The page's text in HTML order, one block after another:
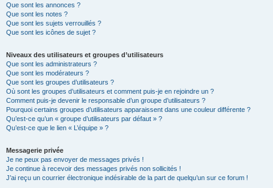
Que sont les annonces ?
Que sont les notes ?
Que sont les sujets verrouillés ?
Que sont les icônes de sujet ?
Niveaux des utilisateurs et groupes d’utilisateurs
Que sont les administrateurs ?
Que sont les modérateurs ?
Que sont les groupes d’utilisateurs ?
Où sont les groupes d’utilisateurs et comment puis-je en rejoindre un ?
Comment puis-je devenir le responsable d’un groupe d’utilisateurs ?
Pourquoi certains groupes d’utilisateurs apparaissent dans une couleur différente ?
Qu’est-ce qu’un « groupe d’utilisateurs par défaut » ?
Qu’est-ce que le lien « L’équipe » ?
Messagerie privée
Je ne peux pas envoyer de messages privés !
Je continue à recevoir des messages privés non sollicités !
J’ai reçu un courrier électronique indésirable de la part de quelqu’un sur ce forum !